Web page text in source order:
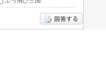
あやかしっくレコード